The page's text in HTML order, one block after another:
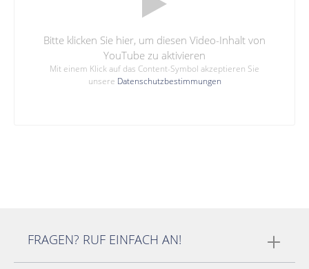
Bitte klicken Sie hier, um diesen Video-Inhalt von
YouTube zu aktivieren
Mit einem Klick auf das Content-Symbol akzeptieren Sie
unsere Datenschutzbestimmungen
FRAGEN? RUF EINFACH AN!